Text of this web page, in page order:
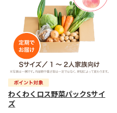
わくわくロス野菜パックSサイ
ズ